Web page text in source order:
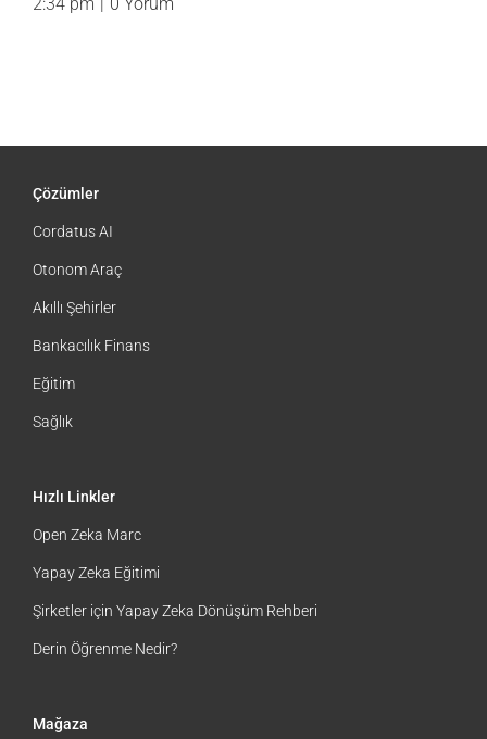
Çözümler
Cordatus AI
Otonom Araç
Akıllı Şehirler
Bankacılık Finans
Eğitim
Sağlık
Hızlı Linkler
Open Zeka Marc
Yapay Zeka Eğitimi
Şirketler için Yapay Zeka Dönüşüm Rehberi
Derin Öğrenme Nedir?
Mağaza